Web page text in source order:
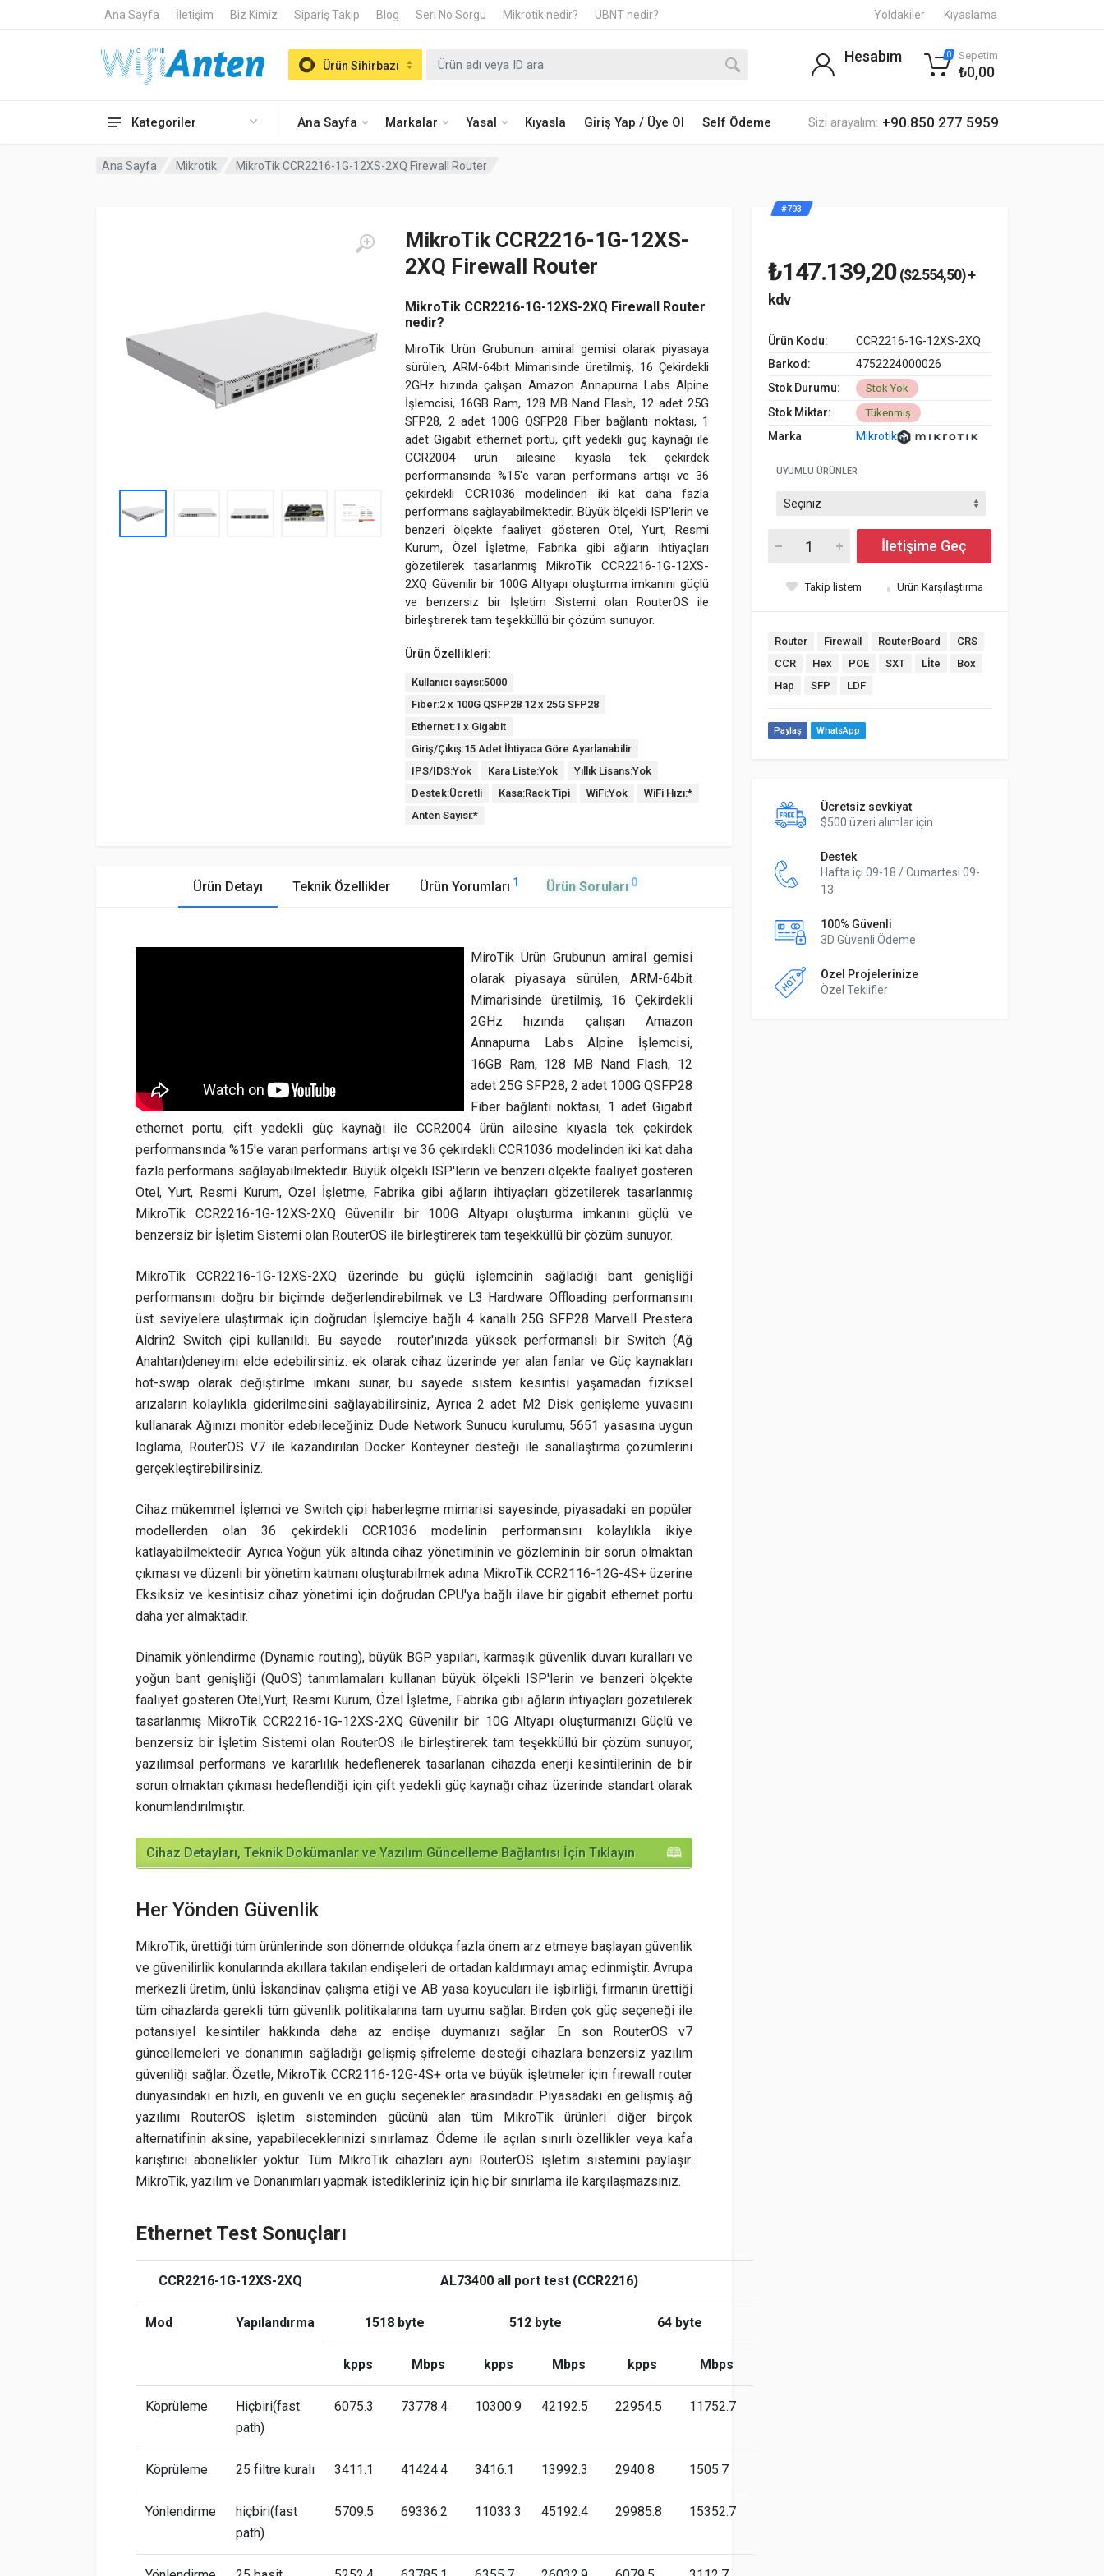
Ana Sayfa İletişim Biz Kimiz Sipariş Takip Blog Seri No Sorgu Mikrotik nedir? UBNT nedir? Yoldakiler Kıyaslama
Kategoriler Ana Sayfa Markalar Yasal Kıyasla Giriş Yap / Üye Ol Self Ödeme Sizi arayalım: +90.850 277 5959
Ürün Sihirbazı
Hesabım 0 Sepetim
₺0,00
Ana Sayfa Mikrotik MikroTik CCR2216-1G-12XS-2XQ Firewall Router
MikroTik CCR2216-1G-12XS-
2XQ Firewall Router
MikroTik CCR2216-1G-12XS-2XQ Firewall Router
nedir?
MiroTik Ürün Grubunun amiral gemisi olarak piyasaya
sürülen, ARM-64bit Mimarisinde üretilmiş, 16 Çekirdekli
2GHz hızında çalışan Amazon Annapurna Labs Alpine
İşlemcisi, 16GB Ram, 128 MB Nand Flash, 12 adet 25G
SFP28, 2 adet 100G QSFP28 Fiber bağlantı noktası, 1
adet Gigabit ethernet portu, çift yedekli güç kaynağı ile
CCR2004 ürün ailesine kıyasla tek çekirdek
performansında %15'e varan performans artışı ve 36
çekirdekli CCR1036 modelinden iki kat daha fazla
performans sağlayabilmektedir. Büyük ölçekli ISP'lerin ve
benzeri ölçekte faaliyet gösteren Otel, Yurt, Resmi
Kurum, Özel İşletme, Fabrika gibi ağların ihtiyaçları
gözetilerek tasarlanmış MikroTik CCR2216-1G-12XS-
2XQ Güvenilir bir 100G Altyapı oluşturma imkanını güçlü
ve benzersiz bir İşletim Sistemi olan RouterOS ile
birleştirerek tam teşekküllü bir çözüm sunuyor.
Ürün Özellikleri:
Kullanıcı sayısı:5000
Fiber:2 x 100G QSFP28 12 x 25G SFP28
Ethernet:1 x Gigabit
Giriş/Çıkış:15 Adet İhtiyaca Göre Ayarlanabilir
IPS/IDS:Yok
Kara Liste:Yok
Yıllık Lisans:Yok
Destek:Ücretli
Kasa:Rack Tipi WiFi:Yok
WiFi Hızı:*
Anten Sayısı:*
#793
₺147.139,20($2.554,50) +
kdv
Ürün Kodu:
CCR2216-1G-12XS-2XQ
Barkod:
4752224000026
Stok Durumu:
Stok Yok
Stok Miktar: Tükenmiş
Marka Mikrotik
UYUMLU ÜRÜNLER
İletişime Geç
Takip listem Ürün Karşılaştırma
Router Firewall RouterBoard
CRS
CCR
Hex POE SXT Lİte
Box
Hap
SFP LDF
Paylaş WhatsApp
Ücretsiz sevkiyat
$500 üzeri alımlar için
Destek
Hafta içi 09-18 / Cumartesi 09-
13
100% Güvenli
3D Güvenli Ödeme
Özel Projelerinize
Özel Teklifler
Ürün Detayı Teknik Özellikler Ürün Yorumları 1 Ürün Soruları 0
MiroTik Ürün Grubunun amiral gemisi
olarak piyasaya sürülen, ARM-64bit
Mimarisinde üretilmiş, 16 Çekirdekli
2GHz hızında çalışan Amazon
Annapurna Labs Alpine İşlemcisi,
16GB Ram, 128 MB Nand Flash, 12
adet 25G SFP28, 2 adet 100G QSFP28
Fiber bağlantı noktası, 1 adet Gigabit
ethernet portu, çift yedekli güç kaynağı ile CCR2004 ürün ailesine kıyasla tek çekirdek
performansında %15'e varan performans artışı ve 36 çekirdekli CCR1036 modelinden iki kat daha
fazla performans sağlayabilmektedir. Büyük ölçekli ISP'lerin ve benzeri ölçekte faaliyet gösteren
Otel, Yurt, Resmi Kurum, Özel İşletme, Fabrika gibi ağların ihtiyaçları gözetilerek tasarlanmış
MikroTik CCR2216-1G-12XS-2XQ Güvenilir bir 100G Altyapı oluşturma imkanını güçlü ve
benzersiz bir İşletim Sistemi olan RouterOS ile birleştirerek tam teşekküllü bir çözüm sunuyor.
MikroTik CCR2216-1G-12XS-2XQ üzerinde bu güçlü işlemcinin sağladığı bant genişliği
performansını doğru bir biçimde değerlendirebilmek ve L3 Hardware Offloading performansını
üst seviyelere ulaştırmak için doğrudan İşlemciye bağlı 4 kanallı 25G SFP28 Marvell Prestera
Aldrin2 Switch çipi kullanıldı. Bu sayede router'ınızda yüksek performanslı bir Switch (Ağ
Anahtarı)deneyimi elde edebilirsiniz. ek olarak cihaz üzerinde yer alan fanlar ve Güç kaynakları
hot-swap olarak değiştirlme imkanı sunar, bu sayede sistem kesintisi yaşamadan fiziksel
arızaların kolaylıkla giderilmesini sağlayabilirsiniz, Ayrıca 2 adet M2 Disk genişleme yuvasını
kullanarak Ağınızı monitör edebileceğiniz Dude Network Sunucu kurulumu, 5651 yasasına uygun
loglama, RouterOS V7 ile kazandırılan Docker Konteyner desteği ile sanallaştırma çözümlerini
gerçekleştirebilirsiniz.
Cihaz mükemmel İşlemci ve Switch çipi haberleşme mimarisi sayesinde, piyasadaki en popüler
modellerden olan 36 çekirdekli CCR1036 modelinin performansını kolaylıkla ikiye
katlayabilmektedir. Ayrıca Yoğun yük altında cihaz yönetiminin ve gözleminin bir sorun olmaktan
çıkması ve düzenli bir yönetim katmanı oluşturabilmek adına MikroTik CCR2116-12G-4S+ üzerine
Eksiksiz ve kesintisiz cihaz yönetimi için doğrudan CPU'ya bağlı ilave bir gigabit ethernet portu
daha yer almaktadır.
Dinamik yönlendirme (Dynamic routing), büyük BGP yapıları, karmaşık güvenlik duvarı kuralları ve
yoğun bant genişliği (QuOS) tanımlamaları kullanan büyük ölçekli ISP'lerin ve benzeri ölçekte
faaliyet gösteren Otel,Yurt, Resmi Kurum, Özel İşletme, Fabrika gibi ağların ihtiyaçları gözetilerek
tasarlanmış MikroTik CCR2216-1G-12XS-2XQ Güvenilir bir 10G Altyapı oluşturmanızı Güçlü ve
benzersiz bir İşletim Sistemi olan RouterOS ile birleştirerek tam teşekküllü bir çözüm sunuyor,
yazılımsal performans ve kararlılık hedeflenerek tasarlanan cihazda enerji kesintilerinin de bir
sorun olmaktan çıkması hedeflendiği için çift yedekli güç kaynağı cihaz üzerinde standart olarak
konumlandırılmıştır.
Cihaz Detayları, Teknik Dokümanlar ve Yazılım Güncelleme Bağlantısı İçin Tıklayın
Her Yönden Güvenlik
MikroTik, ürettiği tüm ürünlerinde son dönemde oldukça fazla önem arz etmeye başlayan güvenlik
ve güvenilirlik konularında akıllara takılan endişeleri de ortadan kaldırmayı amaç edinmiştir. Avrupa
merkezli üretim, ünlü İskandinav çalışma etiği ve AB yasa koyucuları ile işbirliği, firmanın ürettiği
tüm cihazlarda gerekli tüm güvenlik politikalarına tam uyumu sağlar. Birden çok güç seçeneği ile
potansiyel kesintiler hakkında daha az endişe duymanızı sağlar. En son RouterOS v7
güncellemeleri ve donanımın sağladığı gelişmiş şifreleme desteği cihazlara benzersiz yazılım
güvenliği sağlar. Özetle, MikroTik CCR2116-12G-4S+ orta ve büyük işletmeler için firewall router
dünyasındaki en hızlı, en güvenli ve en güçlü seçenekler arasındadır. Piyasadaki en gelişmiş ağ
yazılımı RouterOS işletim sisteminden gücünü alan tüm MikroTik ürünleri diğer birçok
alternatifinin aksine, yapabileceklerinizi sınırlamaz. Ödeme ile açılan sınırlı özellikler veya kafa
karıştırıcı abonelikler yoktur. Tüm MikroTik cihazları aynı RouterOS işletim sistemini paylaşır.
MikroTik, yazılım ve Donanımları yapmak istedikleriniz için hiç bir sınırlama ile karşılaşmazsınız.
Ethernet Test Sonuçları
CCR2216-1G-12XS-2XQ AL73400 all port test (CCR2216)
Mod Yapılandırma 1518 byte 512 byte 64 byte
kpps Mbps kpps Mbps kpps Mbps
Köprüleme
Hiçbiri(fast
path)
6075.3 73778.4 10300.9 42192.5 22954.5 11752.7
Köprüleme 25 filtre kuralı 3411.1 41424.4 3416.1 13992.3 2940.8 1505.7
Yönlendirme
hiçbiri(fast
path)
5709.5 69336.2 11033.3 45192.4 29985.8 15352.7